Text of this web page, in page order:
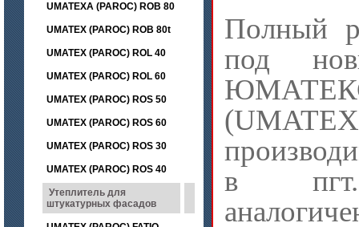
UMATEXA (PAROC) ROB 80
UMATEX (PAROC) ROB 80t
UMATEX (PAROC) ROL 40
UMATEX (PAROC) ROL 60
UMATEX (PAROC) ROS 50
UMATEX (PAROC) ROS 60
UMATEX (PAROC) ROS 30
UMATEX (PAROC) ROS 40
Утеплитель для
штукатурных фасадов
Полный
под
в пгт.